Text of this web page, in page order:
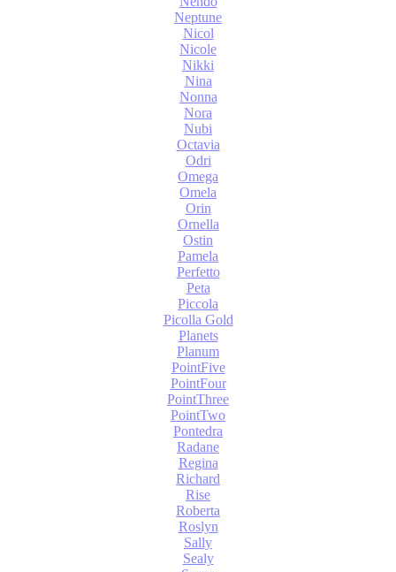
Neptune
Nicol
Nicole
Nikki
Nina
Nonna
Nora
Nubi
Octavia
Odri
Omega
Omela
Orin
Ornella
Ostin
Pamela
Perfetto
Peta
Piccola
Picolla Gold
Planets
Planum
PointFive
PointFour
PointThree
PointTwo
Pontedra
Radane
Regina
Richard
Rise
Roberta
Roslyn
Sally
Sealy